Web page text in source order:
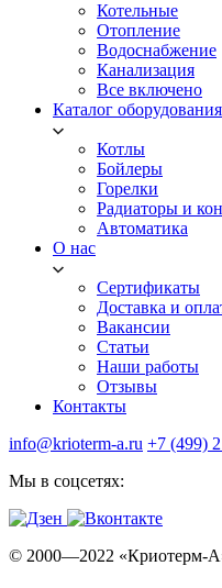
Котельные
Отопление
Водоснабжение
Канализация
Все включено
Каталог оборудования
Котлы
Бойлеры
Горелки
Радиаторы и
Автоматика
О нас
Сертификаты
Доставка и
Вакансии
Статьи
Наши работы
Отзывы
Контакты
info@krioterm-a.ru +7 (499)
Мы в соцсетях:
© 2000—2022 «Криотерм-